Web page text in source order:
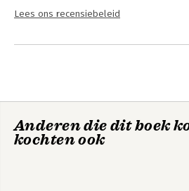
Lees ons recensiebeleid
Anderen die dit boek
kochten ook